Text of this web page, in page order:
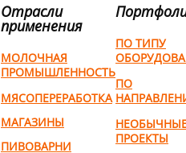
Отрасли
применения
МОЛОЧНАЯ
ПРОМЫШЛЕННОСТЬ
МЯСОПЕРЕРАБОТКА
МАГАЗИНЫ
ПИВОВАРНИ
ПО ТИПУ
ПО
ПРОЕКТЫ